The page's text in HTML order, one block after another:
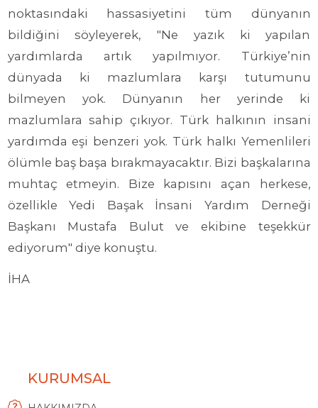
noktasındaki hassasiyetini tüm dünyanın
bildiğini söyleyerek, "Ne yazık ki yapılan
yardımlarda artık yapılmıyor. Türkiye’nin
dünyada ki mazlumlara karşı tutumunu
bilmeyen yok. Dünyanın her yerinde ki
mazlumlara sahip çıkıyor. Türk halkının insani
yardımda eşi benzeri yok. Türk halkı Yemenlileri
ölümle baş başa bırakmayacaktır. Bizi başkalarına
muhtaç etmeyin. Bize kapısını açan herkese,
özellikle Yedi Başak İnsani Yardım Derneği
Başkanı Mustafa Bulut ve ekibine teşekkür
ediyorum" diye konuştu.
İHA
KURUMSAL